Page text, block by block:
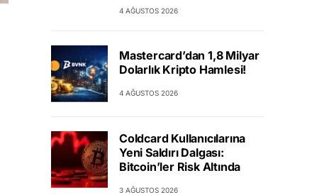
4 AĞUSTOS 2026
Mastercard’dan 1,8 Milyar
Dolarlık Kripto Hamlesi!
4 AĞUSTOS 2026
Coldcard Kullanıcılarına
Yeni Saldırı Dalgası:
Bitcoin’ler Risk Altında
3 AĞUSTOS 2026